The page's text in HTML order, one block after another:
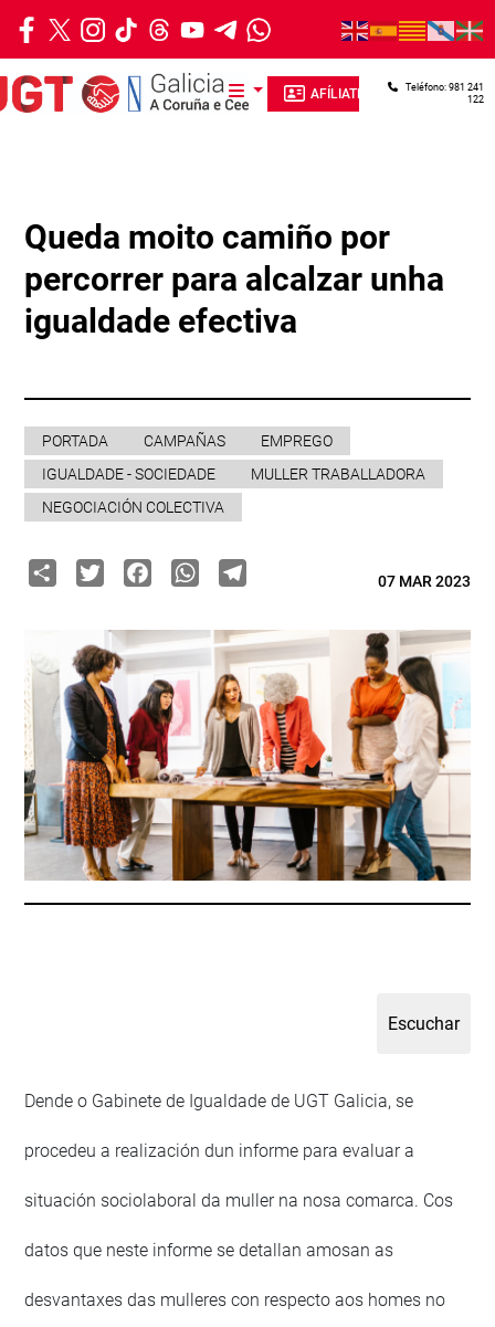
Ir o contido principal
AFÍLIATE
Teléfono: 981 241
122
Queda moito camiño por
percorrer para alcalzar unha
igualdade efectiva
PORTADA CAMPAÑAS
EMPREGO
IGUALDADE - SOCIEDADE
MULLER TRABALLADORA
NEGOCIACIÓN COLECTIVA
ShareTwitterFacebook
WhatsApp
Telegram07 MAR 2023
Dende o Gabinete de Igualdade de UGT Galicia, se
procedeu a realización dun informe para evaluar a
situación sociolaboral da muller na nosa comarca. Cos
datos que neste informe se detallan amosan as
desvantaxes das mulleres con respecto aos homes no